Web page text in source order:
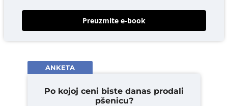
Preuzmite e-book
ANKETA
Po kojoj ceni biste danas prodali
pšenicu?